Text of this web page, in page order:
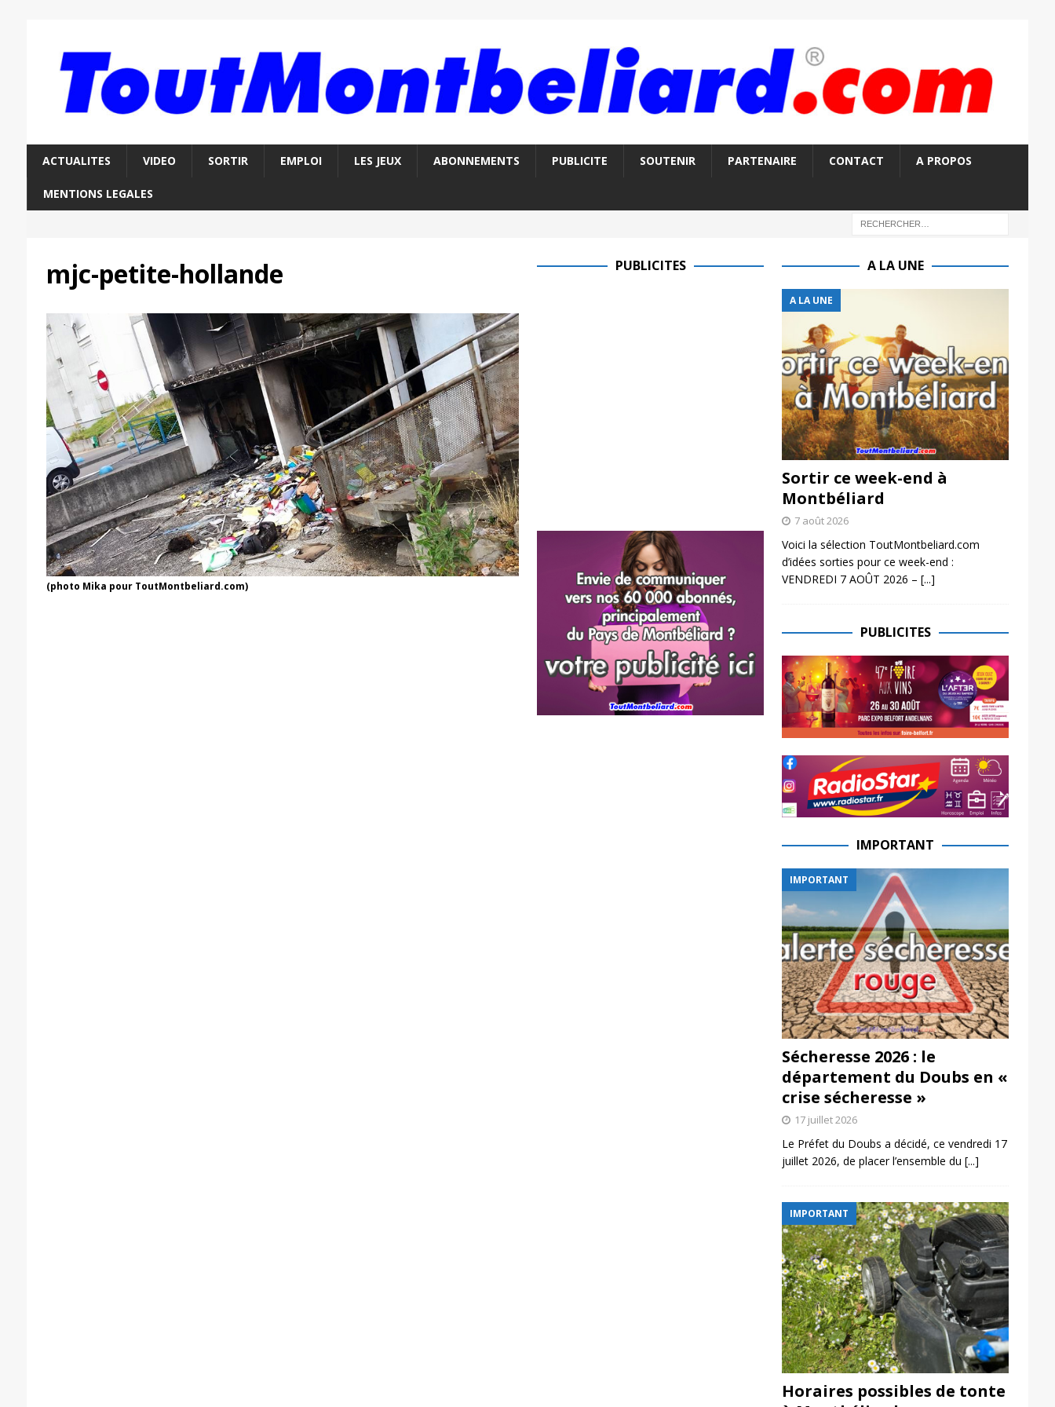
ACTUALITES VIDEO SORTIR EMPLOI LES JEUX ABONNEMENTS PUBLICITE SOUTENIR PARTENAIRE CONTACT A PROPOS
MENTIONS LEGALES
mjc-petite-hollande
(photo Mika pour ToutMontbeliard.com)
PUBLICITES A LA UNE
A LA UNE
Sortir ce week-end à
Montbéliard
7 août 2026
Voici la sélection ToutMontbeliard.com
d’idées sorties pour ce week-end :
VENDREDI 7 AOÛT 2026 – [...]
PUBLICITES
IMPORTANT
IMPORTANT
Sécheresse 2026 : le
département du Doubs en «
crise sécheresse »
17 juillet 2026
Le Préfet du Doubs a décidé, ce vendredi 17
juillet 2026, de placer l’ensemble du [...]
IMPORTANT
Horaires possibles de tonte